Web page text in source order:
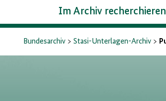
Im Archiv recherchieren
Bundesarchiv Stasi-Unterlagen-Archiv